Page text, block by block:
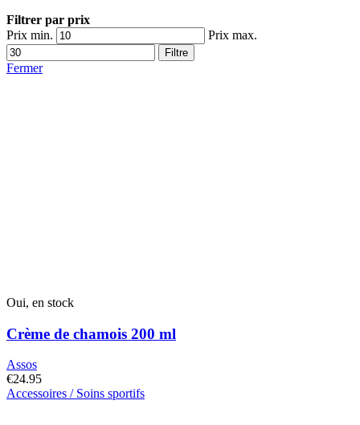
Filtrer par prix
Prix min.
Prix max.
Filtre
Fermer
Oui, en stock
Crème de chamois 200 ml
Assos
€24.95
Accessoires / Soins sportifs